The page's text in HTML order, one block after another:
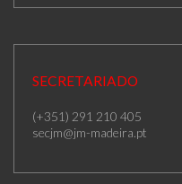
SECRETARIADO
(+351) 291 210 405
secjm@jm-madeira.pt